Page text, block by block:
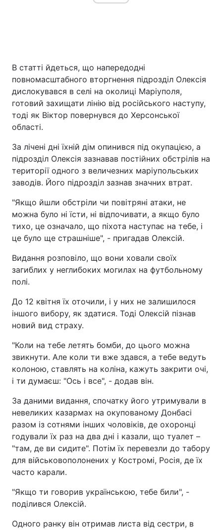
В статті йдеться, що напередодні
повномасштабного вторгнення підрозділ Олексія
дислокувався в селі на околиці Маріуполя,
готовий захищати лінію від російського наступу,
тоді як Віктор повернувся до Херсонської
області.
За лічені дні їхній дім опинився під окупацією, а
підрозділ Олексія зазнавав постійних обстрілів на
території одного з величезних маріупольських
заводів. Його підрозділ зазнав значних втрат.
"Якщо йшли обстріли чи повітряні атаки, не
можна було ні їсти, ні відпочивати, а якщо було
тихо, це означало, що піхота наступає на тебе, і
це було ще страшніше", - пригадав Олексій.
Видання розповіло, що вони ховали своїх
загиблих у неглибоких могилах на футбольному
полі.
До 12 квітня їх оточили, і у них не залишилося
іншого вибору, як здатися. Тоді Олексій пізнав
новий вид страху.
"Коли на тебе летять бомби, до цього можна
звикнути. Але коли ти вже здався, а тебе ведуть
колоною, ставлять на коліна, кажуть закрити очі,
і ти думаєш: "Ось і все", - додав він.
За даними видання, спочатку його утримували в
невеликих казармах на окупованому Донбасі
разом із сотнями інших чоловіків, де охоронці
годували їх раз на два дні і казали, що туалет –
"там, де ви сидите". Потім їх перевезли до табору
для військовополонених у Костромі, Росія, де їх
часто карали.
"Якщо ти говорив українською, тебе били", -
поділився Олексій.
Одного ранку він отримав листа від сестри, в